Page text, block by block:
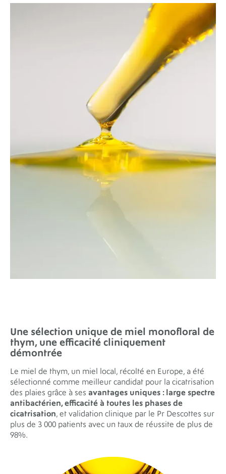
Une sélection unique de miel monofloral de
thym, une efficacité cliniquement
démontrée
Le miel de thym, un miel local, récolté en Europe, a été
sélectionné comme meilleur candidat pour la cicatrisation
des plaies grâce à ses avantages uniques : large spectre
antibactérien, efficacité à toutes les phases de
cicatrisation, et validation clinique par le Pr Descottes sur
plus de 3 000 patients avec un taux de réussite de plus de
98%.